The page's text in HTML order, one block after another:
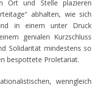
Ort und Stelle plazieren
abhalten, wie sich
in einem unter Druck
genialen Kurzschluss
Solidarität mindestens so
bespottete Proletariat.
wenngleich